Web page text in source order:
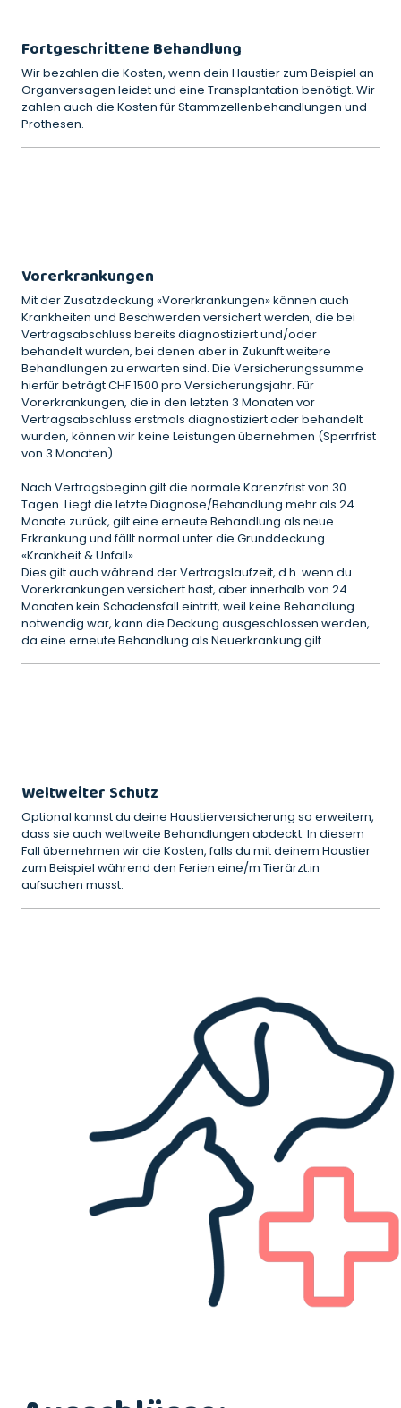
Fortgeschrittene Behandlung
Wir bezahlen die Kosten, wenn dein Haustier zum Beispiel an
Organversagen leidet und eine Transplantation benötigt. Wir
zahlen auch die Kosten für Stammzellenbehandlungen und
Prothesen.
Vorerkrankungen
Mit der Zusatzdeckung «Vorerkrankungen» können auch
Krankheiten und Beschwerden versichert werden, die bei
Vertragsabschluss bereits diagnostiziert und/oder
behandelt wurden, bei denen aber in Zukunft weitere
Behandlungen zu erwarten sind. Die Versicherungssumme
hierfür beträgt CHF 1500 pro Versicherungsjahr. Für
Vorerkrankungen, die in den letzten 3 Monaten vor
Vertragsabschluss erstmals diagnostiziert oder behandelt
wurden, können wir keine Leistungen übernehmen (Sperrfrist
von 3 Monaten).
Nach Vertragsbeginn gilt die normale Karenzfrist von 30
Tagen. Liegt die letzte Diagnose/Behandlung mehr als 24
Monate zurück, gilt eine erneute Behandlung als neue
Erkrankung und fällt normal unter die Grunddeckung
«Krankheit & Unfall».
Dies gilt auch während der Vertragslaufzeit, d.h. wenn du
Vorerkrankungen versichert hast, aber innerhalb von 24
Monaten kein Schadensfall eintritt, weil keine Behandlung
notwendig war, kann die Deckung ausgeschlossen werden,
da eine erneute Behandlung als Neuerkrankung gilt.
Weltweiter Schutz
Optional kannst du deine Haustierversicherung so erweitern,
dass sie auch weltweite Behandlungen abdeckt. In diesem
Fall übernehmen wir die Kosten, falls du mit deinem Haustier
zum Beispiel während den Ferien eine/m Tierärzt:in
aufsuchen musst.